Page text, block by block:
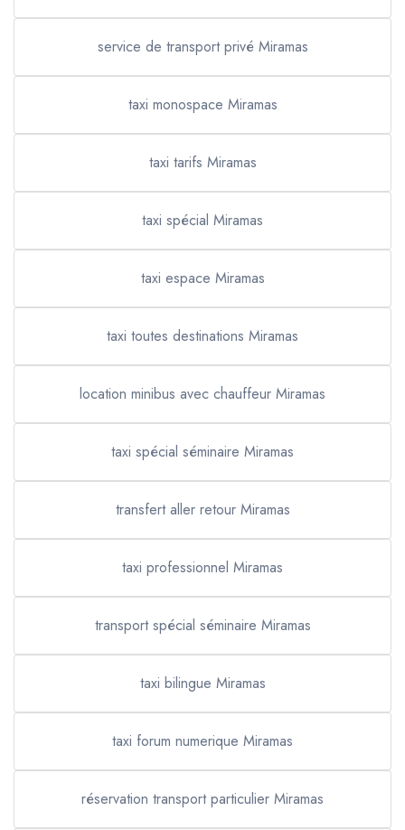
service de transport privé Miramas
taxi monospace Miramas
taxi tarifs Miramas
taxi spécial Miramas
taxi espace Miramas
taxi toutes destinations Miramas
location minibus avec chauffeur Miramas
taxi spécial séminaire Miramas
transfert aller retour Miramas
taxi professionnel Miramas
transport spécial séminaire Miramas
taxi bilingue Miramas
taxi forum numerique Miramas
réservation transport particulier Miramas